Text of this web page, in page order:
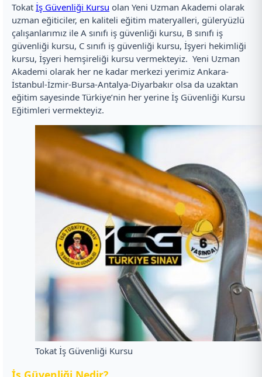
Tokat İş Güvenliği Kursu olan Yeni Uzman Akademi olarak
uzman eğiticiler, en kaliteli eğitim materyalleri, güleryüzlü
çalışanlarımız ile A sınıfı iş güvenliği kursu, B sınıfı iş
güvenliği kursu, C sınıfı iş güvenliği kursu, İşyeri hekimliği
kursu, İşyeri hemşireliği kursu vermekteyiz. Yeni Uzman
Akademi olarak her ne kadar merkezi yerimiz Ankara-
İstanbul-İzmir-Bursa-Antalya-Diyarbakır olsa da uzaktan
eğitim sayesinde Türkiye’nin her yerine İş Güvenliği Kursu
Eğitimleri vermekteyiz.
Tokat İş Güvenliği Kursu